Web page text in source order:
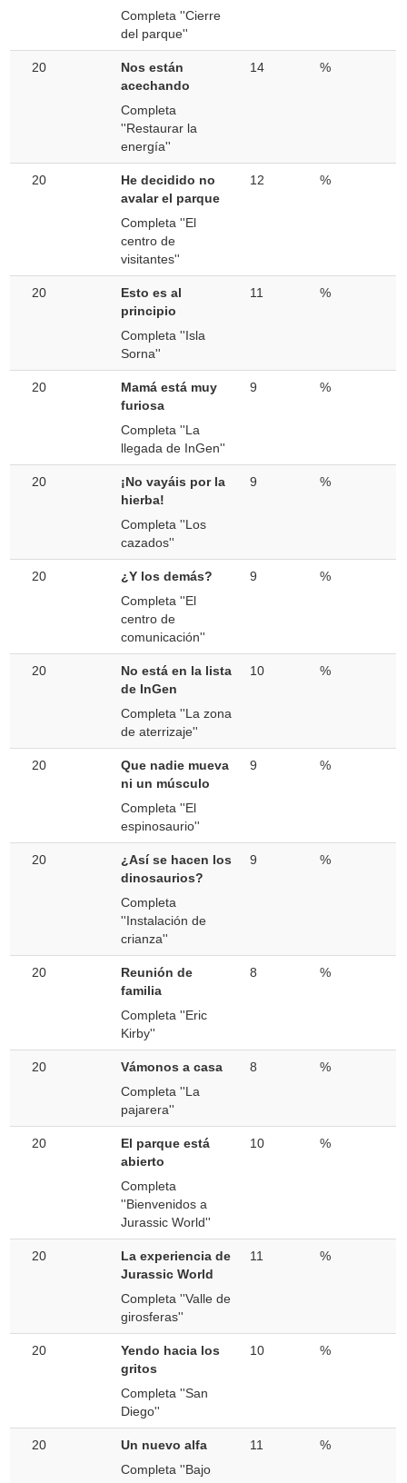
Completa ''Cierre
del parque''
20
Nos están
acechando
Completa
''Restaurar la
energía''
14 %
20
He decidido no
avalar el parque
Completa ''El
centro de
visitantes''
12 %
20
Esto es al
principio
Completa ''Isla
Sorna''
11 %
20
Mamá está muy
furiosa
Completa ''La
llegada de InGen''
9 %
20
¡No vayáis por la
hierba!
Completa ''Los
cazados''
9 %
20
¿Y los demás?
Completa ''El
centro de
comunicación''
9 %
20
No está en la lista
de InGen
Completa ''La zona
de aterrizaje''
10 %
20
Que nadie mueva
ni un músculo
Completa ''El
espinosaurio''
9 %
20
¿Así se hacen los
dinosaurios?
Completa
''Instalación de
crianza''
9 %
20
Reunión de
familia
Completa ''Eric
Kirby''
8 %
20
Vámonos a casa
Completa ''La
pajarera''
8 %
20
El parque está
abierto
Completa
''Bienvenidos a
Jurassic World''
10 %
20
La experiencia de
Jurassic World
Completa ''Valle de
girosferas''
11 %
20
Yendo hacia los
gritos
Completa ''San
Diego''
10 %
20
Un nuevo alfa
Completa ''Bajo
11 %